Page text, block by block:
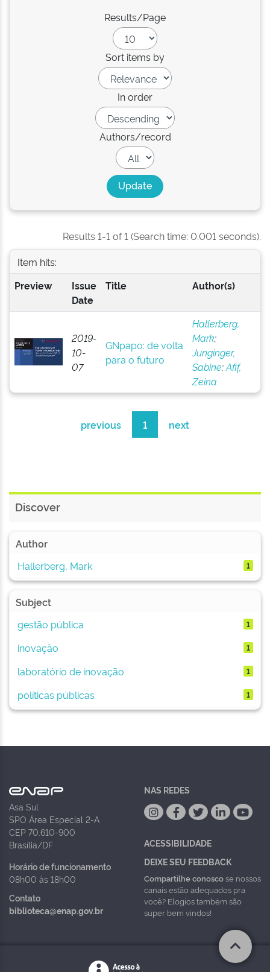
Results/Page
Sort items by
In order
Authors/record
Results 1-1 of 1 (Search time: 0.001 seconds).
Item hits:
Preview
Issue
Date
Title Author(s)
2019-
10-
07
GNpapo: de volta
para o futuro
Hallerberg,
Mark;
Junginger,
Sabine;Afif,
Zeina
previous 1 next
Discover
Author
Hallerberg, Mark
1
Subject
gestão pública
1
inovação 1
laboratório de inovação 1
políticas públicas 1
Asa Sul
SPO Área Especial 2-A
CEP 70.610-900
Brasília/DF
Horário de funcionamento
08h00 às 18h00
Contato
biblioteca@enap.gov.br
NAS REDES
ACESSIBILIDADE
DEIXE SEU FEEDBACK
Compartilhe conoscose nossos
canais estão adequados pra
você? Elogios também são
super bem vindos!